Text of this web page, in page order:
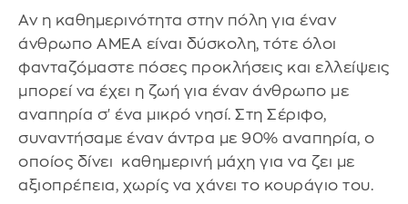
Αν η καθημερινότητα στην πόλη για έναν
άνθρωπο ΑΜΕΑ είναι δύσκολη, τότε όλοι
φανταζόμαστε πόσες προκλήσεις και ελλείψεις
μπορεί να έχει η ζωή για έναν άνθρωπο με
αναπηρία σ' ένα μικρό νησί. Στη Σέριφο,
συναντήσαμε έναν άντρα με 90% αναπηρία, ο
οποίος δίνει καθημερινή μάχη για να ζει με
αξιοπρέπεια, χωρίς να χάνει το κουράγιο του.